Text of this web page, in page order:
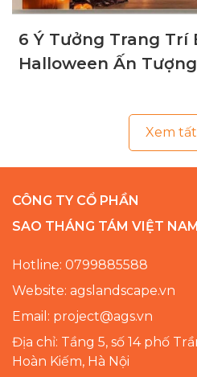
6 Ý Tưởng Trang Trí
Halloween Ấn
Xem
CÔNG TY CỔ PHẦN
SAO THÁNG TÁM VIỆT NAM
Hotline: 0799885588
Website: agslandscape.vn
Email: project@ags.vn
Địa chỉ: Tầng 5, số 14 phố
Hoàn Kiếm, Hà Nội